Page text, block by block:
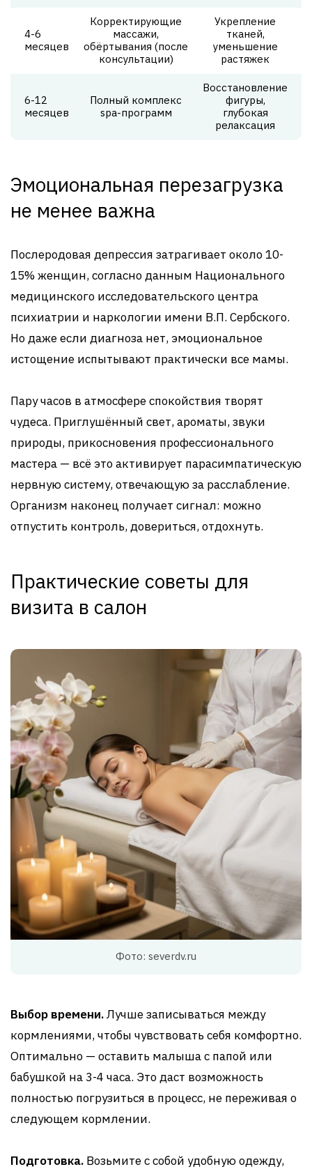
4-6
месяцев
Корректирующие
массажи,
обёртывания (после
консультации)
Укрепление
тканей,
уменьшение
растяжек
6-12
месяцев
Полный комплекс
spa-программ
Восстановление
фигуры,
глубокая
релаксация
Эмоциональная перезагрузка
не менее важна
Послеродовая депрессия затрагивает около 10-
15% женщин, согласно данным Национального
медицинского исследовательского центра
психиатрии и наркологии имени В.П. Сербского.
Но даже если диагноза нет, эмоциональное
истощение испытывают практически все мамы.
Пару часов в атмосфере спокойствия творят
чудеса. Приглушённый свет, ароматы, звуки
природы, прикосновения профессионального
мастера — всё это активирует парасимпатическую
нервную систему, отвечающую за расслабление.
Организм наконец получает сигнал: можно
отпустить контроль, довериться, отдохнуть.
Практические советы для
визита в салон
Фото: severdv.ru
Выбор времени.Лучше записываться между
кормлениями, чтобы чувствовать себя комфортно.
Оптимально — оставить малыша с папой или
бабушкой на 3-4 часа. Это даст возможность
полностью погрузиться в процесс, не переживая о
следующем кормлении.
Подготовка. Возьмите с собой удобную одежду,